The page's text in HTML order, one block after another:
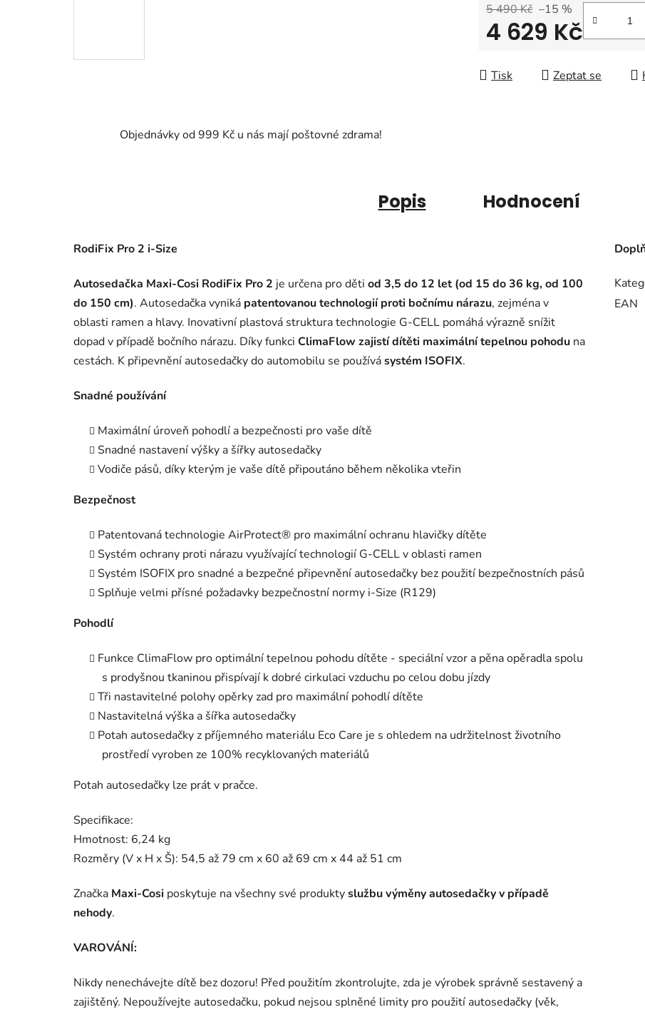
5 490 Kč –15 %
4 629 Kč
Tisk Zeptat se
Objednávky od 999 Kč u nás mají poštovné zdrama!
Popis Hodnocení
RodiFix Pro 2 i-Size
Autosedačka Maxi-Cosi RodiFix Pro 2 je určena pro děti od 3,5 do 12 let (od 15 do 36 kg, od 100
do 150 cm). Autosedačka vyniká patentovanou technologií proti bočnímu nárazu, zejména v
oblasti ramen a hlavy. Inovativní plastová struktura technologie G-CELL pomáhá výrazně snížit
dopad v případě bočního nárazu. Díky funkci ClimaFlow zajistí dítěti maximální tepelnou pohodu na
cestách. K připevnění autosedačky do automobilu se používásystém ISOFIX.
Snadné používání
Maximální úroveň pohodlí a bezpečnosti pro vaše dítě
Snadné nastavení výšky a šířky autosedačky
Vodiče pásů, díky kterým je vaše dítě připoutáno během několika vteřin
Bezpečnost
Patentovaná technologie AirProtect® pro maximální ochranu hlavičky dítěte
Systém ochrany proti nárazu využívající technologií G-CELL v oblasti ramen
Systém ISOFIX pro snadné a bezpečné připevnění autosedačky bez použití bezpečnostních pásů
Splňuje velmi přísné požadavky bezpečnostní normy i-Size (R129)
Pohodlí
Funkce ClimaFlow pro optimální tepelnou pohodu dítěte - speciální vzor a pěna opěradla spolu
s prodyšnou tkaninou přispívají k dobré cirkulaci vzduchu po celou dobu jízdy
Tři nastavitelné polohy opěrky zad pro maximální pohodlí dítěte
Nastavitelná výška a šířka autosedačky
Potah autosedačky z příjemného materiálu Eco Care je s ohledem na udržitelnost životního
prostředí vyroben ze 100% recyklovaných materiálů
Potah autosedačky lze prát v pračce.
Specifikace:
Hmotnost: 6,24 kg
Rozměry (V x H x Š): 54,5 až 79 cm x 60 až 69 cm x 44 až 51 cm
Značka Maxi-Cosi poskytuje na všechny své produktyslužbu výměnyautosedačky v případě
nehody.
VAROVÁNÍ:
Nikdy nenechávejte dítě bez dozoru! Před použitím zkontrolujte, zda je výrobek správně sestavený a
zajištěný. Nepoužívejte autosedačku, pokud nejsou splněné limity pro použití autosedačky (věk,
EAN